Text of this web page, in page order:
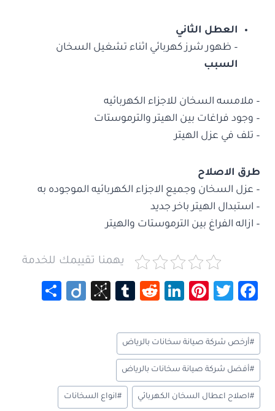
العطل الثاني
– ظهور شرز كهربائي اثناء تشغيل السخان
السبب
– ملامسه السخان للاجزاء الكهربائيه
– وجود فراغات بين الهيتر والترموستات
– تلف في عزل الهيتر
طرق الاصلاح
– عزل السخان وجميع الاجزاء الكهربائيه الموجوده به
– استبدال الهيتر باخر جديد
– ازاله الفراغ بين الترموستات والهيتر
يهمنا تقييمك للخدمة
Fa
b
o
ok
T
tt
er
Pi
er
es
t
Li
e
dI
n
d
di
t
Tu
Bi
o
Di
وسوم
المقال:
#أرخص شركة صيانة سخانات بالرياض
#أفضل شركة صيانة سخانات بالرياض
#اصلاح اعطال السخان الكهربائي #انواع السخانات